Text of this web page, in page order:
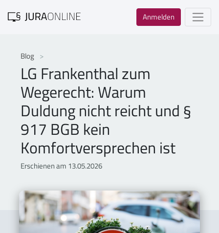
Anmelden
Blog
LG Frankenthal zum
Wegerecht: Warum
Duldung nicht reicht und §
917 BGB kein
Komfortversprechen ist
Erschienen am 13.05.2026